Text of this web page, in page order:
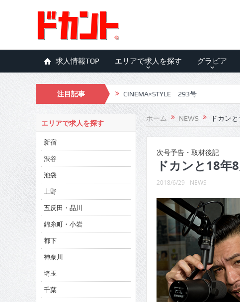
求人情報TOP エリアで求人を探す グラビア
注目記事 CINEMA×STYLE 293号
CINEMA×STYLE 292号
CINEMA×STYLE 291号
CINEMA×STYLE 290号
CINEMA×STYLE 289号
CINEMA×STYLE 288号
CINEMA×STYLE 287号
CINEMA×STYLE 286号
CINEMA×STYLE 285号
CINEMA×STYLE 294号
ホーム NEWS ドカン
次号予告・取材後記
ドカンと18
2018/6/29 NEWS
エリアで求人を探す
新宿
渋谷
池袋
上野
五反田・品川
錦糸町・小岩
都下
神奈川
埼玉
千葉